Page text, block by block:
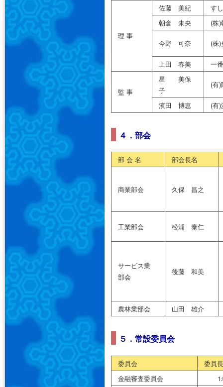
理 事
佐藤 美紀
す
朝倉 未央
(株
今野 可奈 (株
上田 春美 一
監 事
星 美保
子
(有
濱田 博恵 (有
４．部会
部 会 名 部会長名
商業部会 久保 昌之
工業部会 松浦 泰仁
サービス業
部会
後藤 和美
農林業部会 山田 雄介
５．常設委員会
委員会
委員
金融審査委員会
1